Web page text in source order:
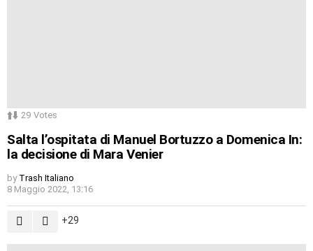
29 Votes
Salta l’ospitata di Manuel Bortuzzo a Domenica In:
la decisione di Mara Venier
by Trash Italiano
8 Maggio 2022, 13:16
29